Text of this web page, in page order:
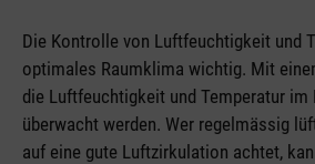
Die Kontrolle von Luftfeuchtigkeit und
optimales Raumklima wichtig. Mit
die Luftfeuchtigkeit und Temperatur im
überwacht werden. Wer regelmässig
auf eine gute Luftzirkulation achtet,